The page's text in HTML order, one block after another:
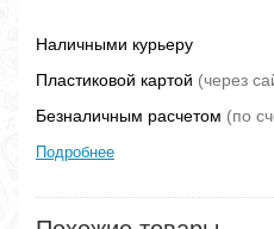
Наличными курьеру
Пластиковой картой (через
Безналичным расчетом (по
Подробнее